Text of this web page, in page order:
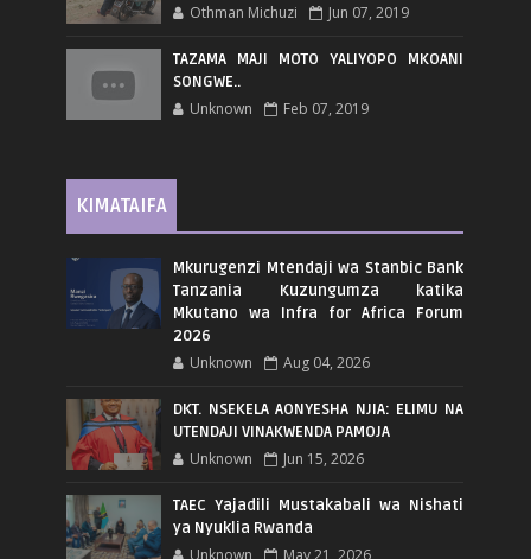
Othman Michuzi Jun 07, 2019
TAZAMA MAJI MOTO YALIYOPO MKOANI
SONGWE..
Unknown Feb 07, 2019
KIMATAIFA
Mkurugenzi Mtendaji wa Stanbic Bank
Tanzania Kuzungumza katika
Mkutano wa Infra for Africa Forum
2026
Unknown Aug 04, 2026
DKT. NSEKELA AONYESHA NJIA: ELIMU NA
UTENDAJI VINAKWENDA PAMOJA
Unknown Jun 15, 2026
TAEC Yajadili Mustakabali wa Nishati
ya Nyuklia Rwanda
Unknown May 21, 2026